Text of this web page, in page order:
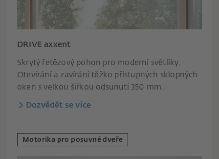
DRIVE axxent
Skrytý řetězový pohon pro moderní světlíky:
Otevírání a zavírání těžko přístupných sklopných
oken s velkou šířkou odsunutí 350 mm.
Dozvědět se více
Motorika pro posuvné dveře